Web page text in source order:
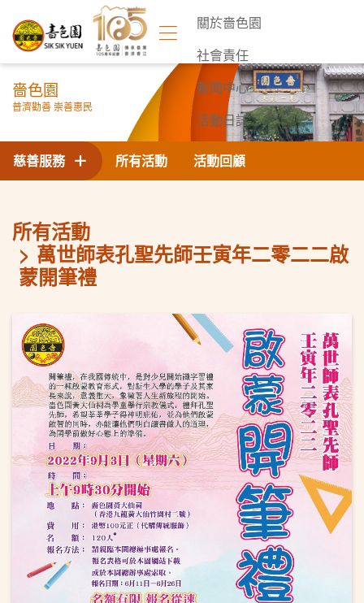
關於嗇色園
社會責任
新聞中心
活動日誌
聯絡我們
嗇色園
普濟勸善 崇善惠民
所有活動 活動回顧
慈善服務
所有活動
萬世師表孔聖先師壬寅年二零二二啟
蒙開筆禮